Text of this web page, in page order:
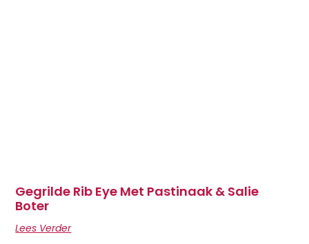
Gegrilde Rib Eye Met Pastinaak & Salie
Boter
Lees Verder